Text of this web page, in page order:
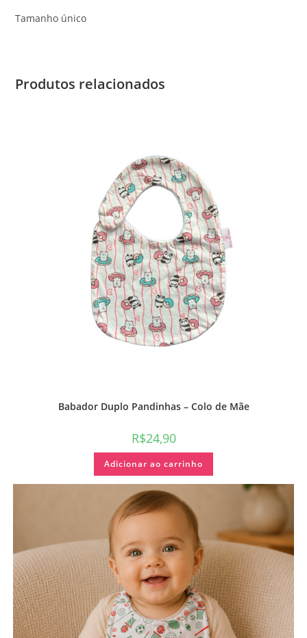
Tamanho único
Produtos relacionados
Babador Duplo Pandinhas – Colo de Mãe
R$24,90
Adicionar ao carrinho